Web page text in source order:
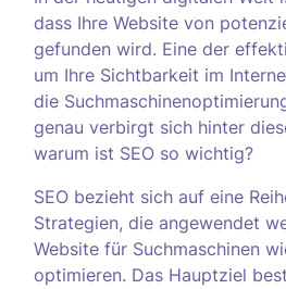
dass Ihre Website von
gefunden wird. Eine der
um Ihre Sichtbarkeit im
die
genau verbirgt sich hinter
warum ist SEO so wichtig?
SEO bezieht sich auf eine
Strategien, die angewendet
Website für Suchmaschinen
optimieren. Das Hauptziel